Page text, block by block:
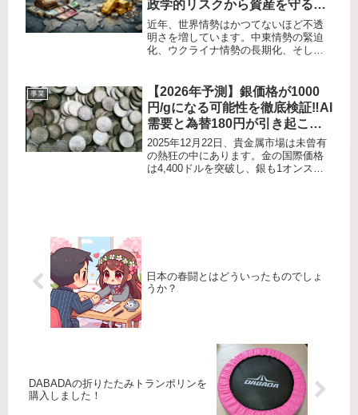
政学的リスクから資産を守る新
常識
​近年、世界情勢はかつてないほど不透
明さを増しています。中東情勢の緊迫
化、ウクライナ情勢の長期化、そして
は投資家たちがこぞって安全資産へと
資金を避難させます。​その代表格が...
事業
【2026年予測】銀価格が1000
円/gになる可能性を徹底検証‼️AI
需要と為替180円が引き起こす
「白銀の狂乱」とは⁉️
2025年12月22日、貴金属市場は未曾有
の熱狂の中にあります。金の国際価格
は4,400ドルを突破し、銀も1オンス＝
日本の春闘とはどういったものでしょ
うか？
DABADAの折りたたみトランポリンを
購入しました！